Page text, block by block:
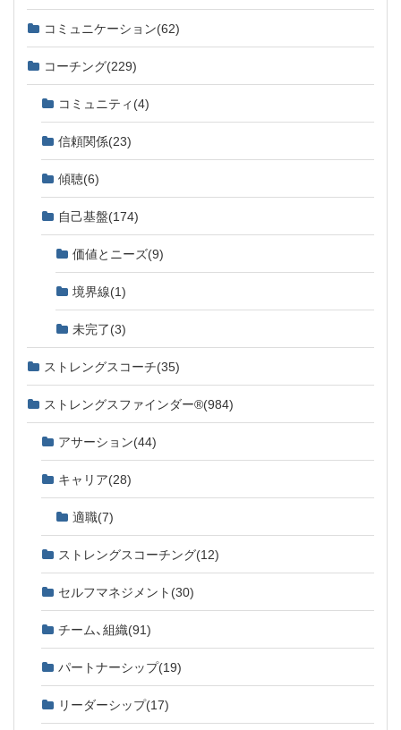
コミュニケーション(62)
コーチング(229)
コミュニティ (4)
信頼関係(23)
傾聴(6)
自己基盤(174)
価値とニーズ(9)
境界線(1)
未完了(3)
ストレングスコーチ(35)
ストレングスファインダー®(984)
アサーション(44)
キャリア(28)
適職(7)
ストレングスコーチング(12)
セルフマネジメント (30)
チーム、組織(91)
パートナーシップ(19)
リーダーシップ(17)